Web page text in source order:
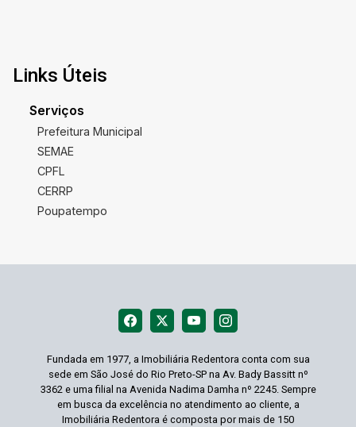
Links Úteis
Serviços
Prefeitura Municipal
SEMAE
CPFL
CERRP
Poupatempo
Fundada em 1977, a Imobiliária Redentora conta com sua
sede em São José do Rio Preto-SP na Av. Bady Bassitt nº
3362 e uma filial na Avenida Nadima Damha nº 2245. Sempre
em busca da excelência no atendimento ao cliente, a
Imobiliária Redentora é composta por mais de 150